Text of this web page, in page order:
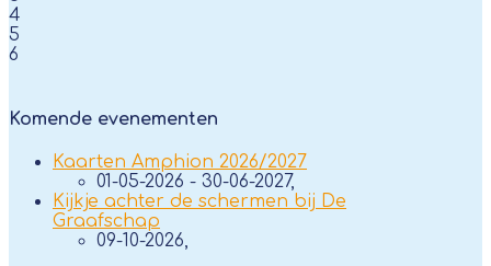
4
5
6
Komende evenementen
Kaarten Amphion 2026/2027
01-05-2026 - 30-06-2027,
Kijkje achter de schermen bij De
Graafschap
09-10-2026,